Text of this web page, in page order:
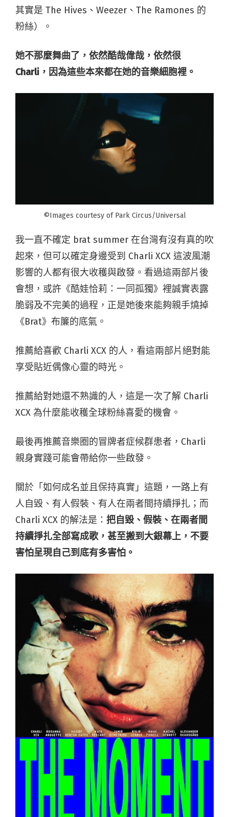
其實是 The Hives、Weezer、The Ramones 的
粉絲）。
她不那麼舞曲了，依然酷哉偉哉，依然很
Charli，因為這些本來都在她的音樂細胞裡。
©Images courtesy of Park Circus/Universal
我一直不確定 brat summer 在台灣有沒有真的吹
起來，但可以確定身邊受到 Charli XCX 這波風潮
影響的人都有很大收穫與啟發。看過這兩部片後
會想，或許《酷娃恰莉：一同孤獨》裡誠實表露
脆弱及不完美的過程，正是她後來能夠親手燒掉
《Brat》布簾的底氣。
推薦給喜歡 Charli XCX 的人，看這兩部片絕對能
享受貼近偶像心靈的時光。
推薦給對她還不熟識的人，這是一次了解 Charli
XCX 為什麼能收穫全球粉絲喜愛的機會。
最後再推薦音樂圈的冒牌者症候群患者，Charli
親身實踐可能會帶給你一些啟發。
關於「如何成名並且保持真實」這題，一路上有
人自毀、有人假裝、有人在兩者間持續掙扎；而
Charli XCX 的解法是： 把自毀、假裝、在兩者間
持續掙扎全部寫成歌，甚至搬到大銀幕上，不要
害怕呈現自己到底有多害怕。